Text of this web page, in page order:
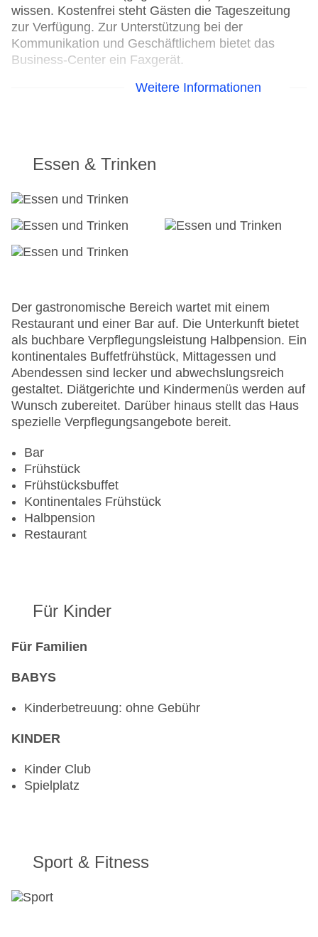
wissen. Kostenfrei steht Gästen die Tageszeitung
zur Verfügung. Zur Unterstützung bei der
Kommunikation und Geschäftlichem bietet das
Business-Center ein Faxgerät.
Konferenzraum
Garage
WLAN/WiFi im Hotel
Lift
Anzahl der Aufzüge: 1
Sonnenterrasse
Gesamtanzahl der Stockwerke: 12
Gesamtanzahl der Zimmer: 252
Pools:Beheizter Außenpool, Indoor Pool, Outdoor
Pool, Liegen am Pool
Zahlungsarten: American Express, Diners Club,
EC Maestro, Mastercard, Visa
Landeskategorie: 4 Sterne
Weitere Informationen
Essen & Trinken
Der gastronomische Bereich wartet mit einem
Restaurant und einer Bar auf. Die Unterkunft bietet
als buchbare Verpflegungsleistung Halbpension. Ein
kontinentales Buffetfrühstück, Mittagessen und
Abendessen sind lecker und abwechslungsreich
gestaltet. Diätgerichte und Kindermenüs werden auf
Wunsch zubereitet. Darüber hinaus stellt das Haus
spezielle Verpflegungsangebote bereit.
Bar
Frühstück
Frühstücksbuffet
Kontinentales Frühstück
Halbpension
Restaurant
Für Kinder
Für Familien
BABYS
Kinderbetreuung: ohne Gebühr
KINDER
Kinder Club
Spielplatz
Sport & Fitness